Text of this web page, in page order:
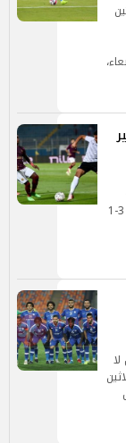
2025 بتحقيق فوز كبيرعلى نظيره حرس الحدود بنتيجة 3-1